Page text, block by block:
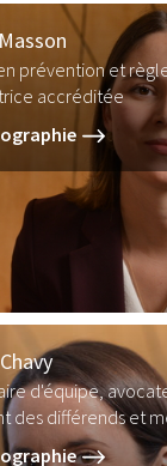
prévention et
accréditée
d'équipe,
des différends et